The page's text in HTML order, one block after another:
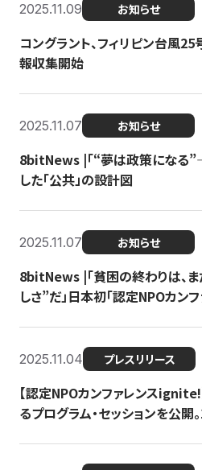
2025.11.09 お知らせ
コングラント、フィリピン台風
報収集開始
2025.11.07 お知らせ
8bitNews |「“夢は政策になる
した「公共」の設計図
2025.11.07 お知らせ
8bitNews |「貧困の終わりは、
しさ”だ」日本初「認定NPOカン
2025.11.04 プレスリリース
【認定NPOカンファレンス
るプログラム・セッションを公開